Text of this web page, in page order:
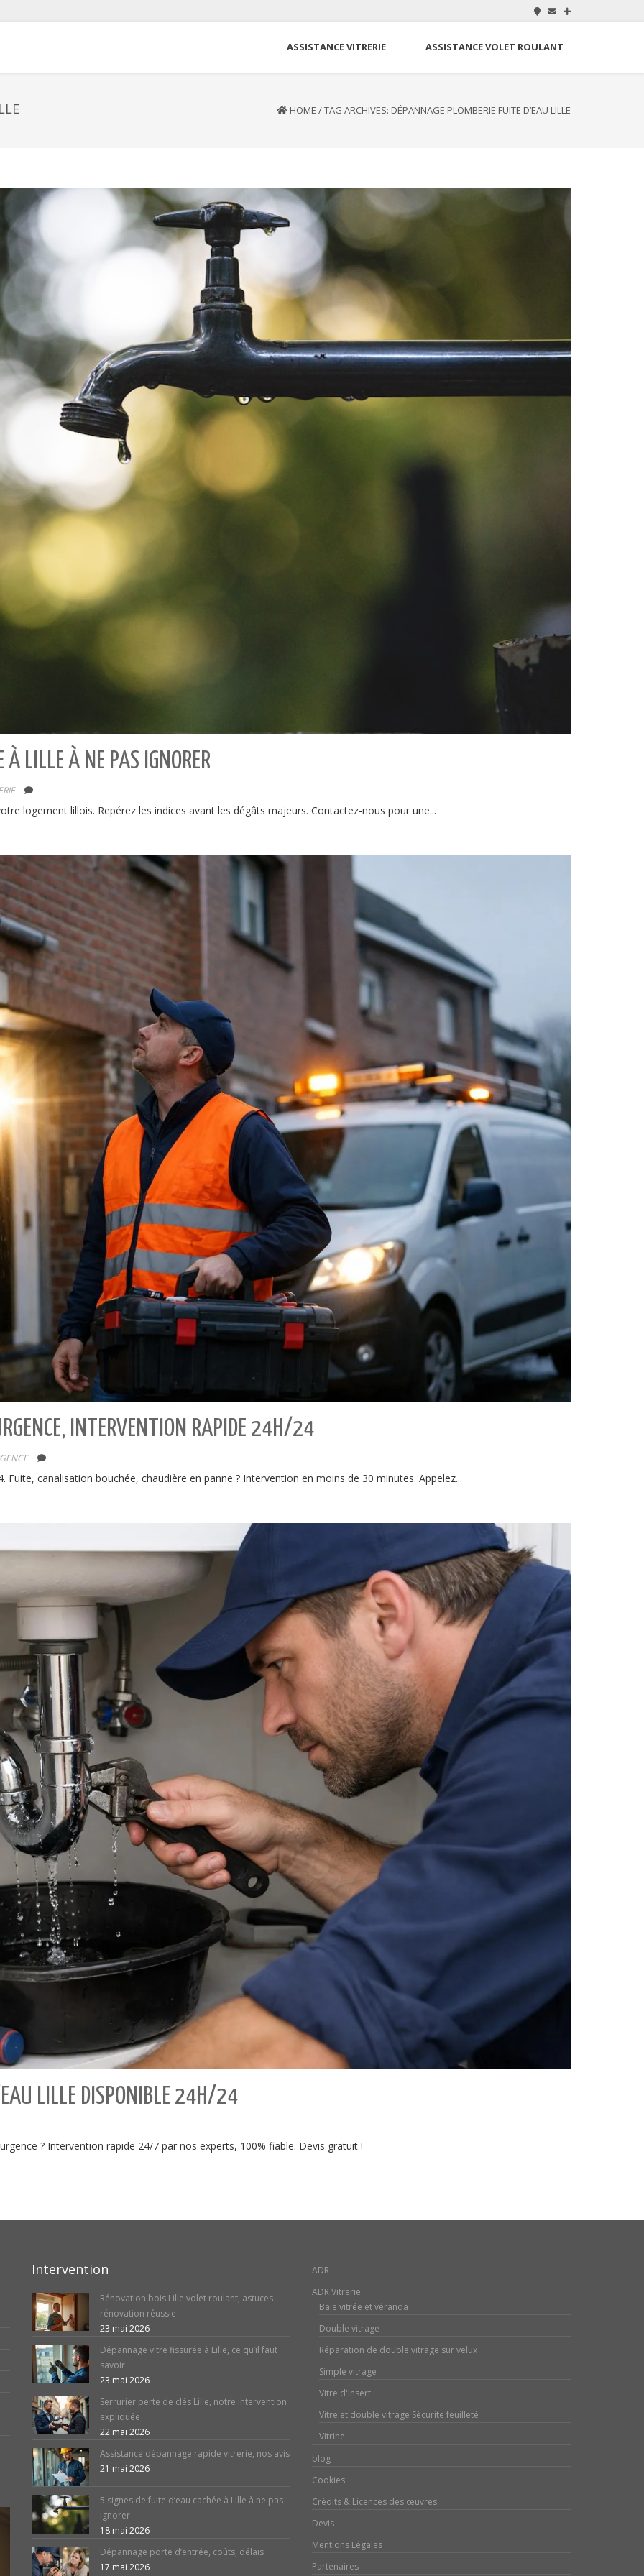
ASSISTANCE VITRERIE ASSISTANCE VOLET ROULANT
HOME /TAG ARCHIVES: DÉPANNAGE PLOMBERIE FUITE D’EAU LILLE
À LILLE À NE PAS IGNORER
logement lillois. Repérez les indices avant les dégâts majeurs. Contactez-nous pour une...
INTERVENTION RAPIDE 24H/24
canalisation bouchée, chaudière en panne ? Intervention en moins de 30 minutes. Appelez...
LILLE DISPONIBLE 24H/24
? Intervention rapide 24/7 par nos experts, 100% fiable. Devis gratuit !
Intervention
Rénovation bois Lille volet roulant, astuces
rénovation réussie
23 mai 2026
Dépannage vitre fissurée à Lille, ce qu’il faut
savoir
23 mai 2026
Serrurier perte de clés Lille, notre intervention
expliquée
22 mai 2026
Assistance dépannage rapide vitrerie, nos avis
21 mai 2026
5 signes de fuite d’eau cachée à Lille à ne pas
ignorer
18 mai 2026
Dépannage porte d’entrée, coûts, délais
17 mai 2026
ADR
ADR Vitrerie
Baie vitrée et véranda
Double vitrage
Réparation de double vitrage sur velux
Simple vitrage
Vitre d'insert
Vitre et double vitrage Sécurite feuilleté
Vitrine
blog
Cookies
Crédits & Licences des œuvres
Devis
Mentions Légales
Partenaires